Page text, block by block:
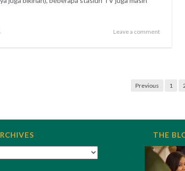
Leave a comment
Previous 1
THE